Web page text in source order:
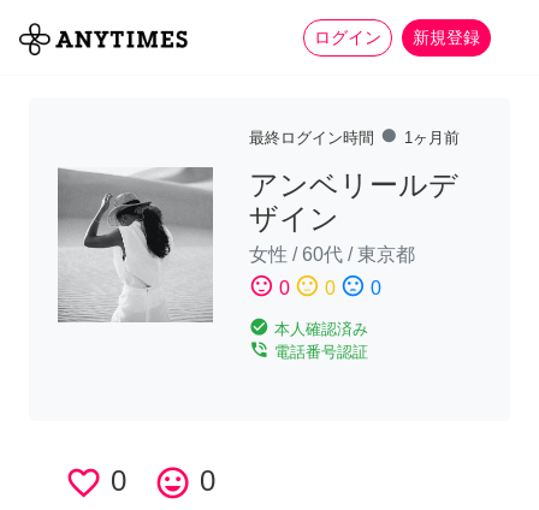
ログイン 新規登録
全て 家事 more_horiz
最終ログイン時間 fiber_manual_record 1ヶ月前
アンベリールデ
ザイン
女性 /60代 /東京都
sentiment_satisfied 0 sentiment_neutral 0 sentiment_dissatisfied 0
check_circle 本人確認済み
phone_in_talk 電話番号認証
favorite_border 0 tag_faces 0